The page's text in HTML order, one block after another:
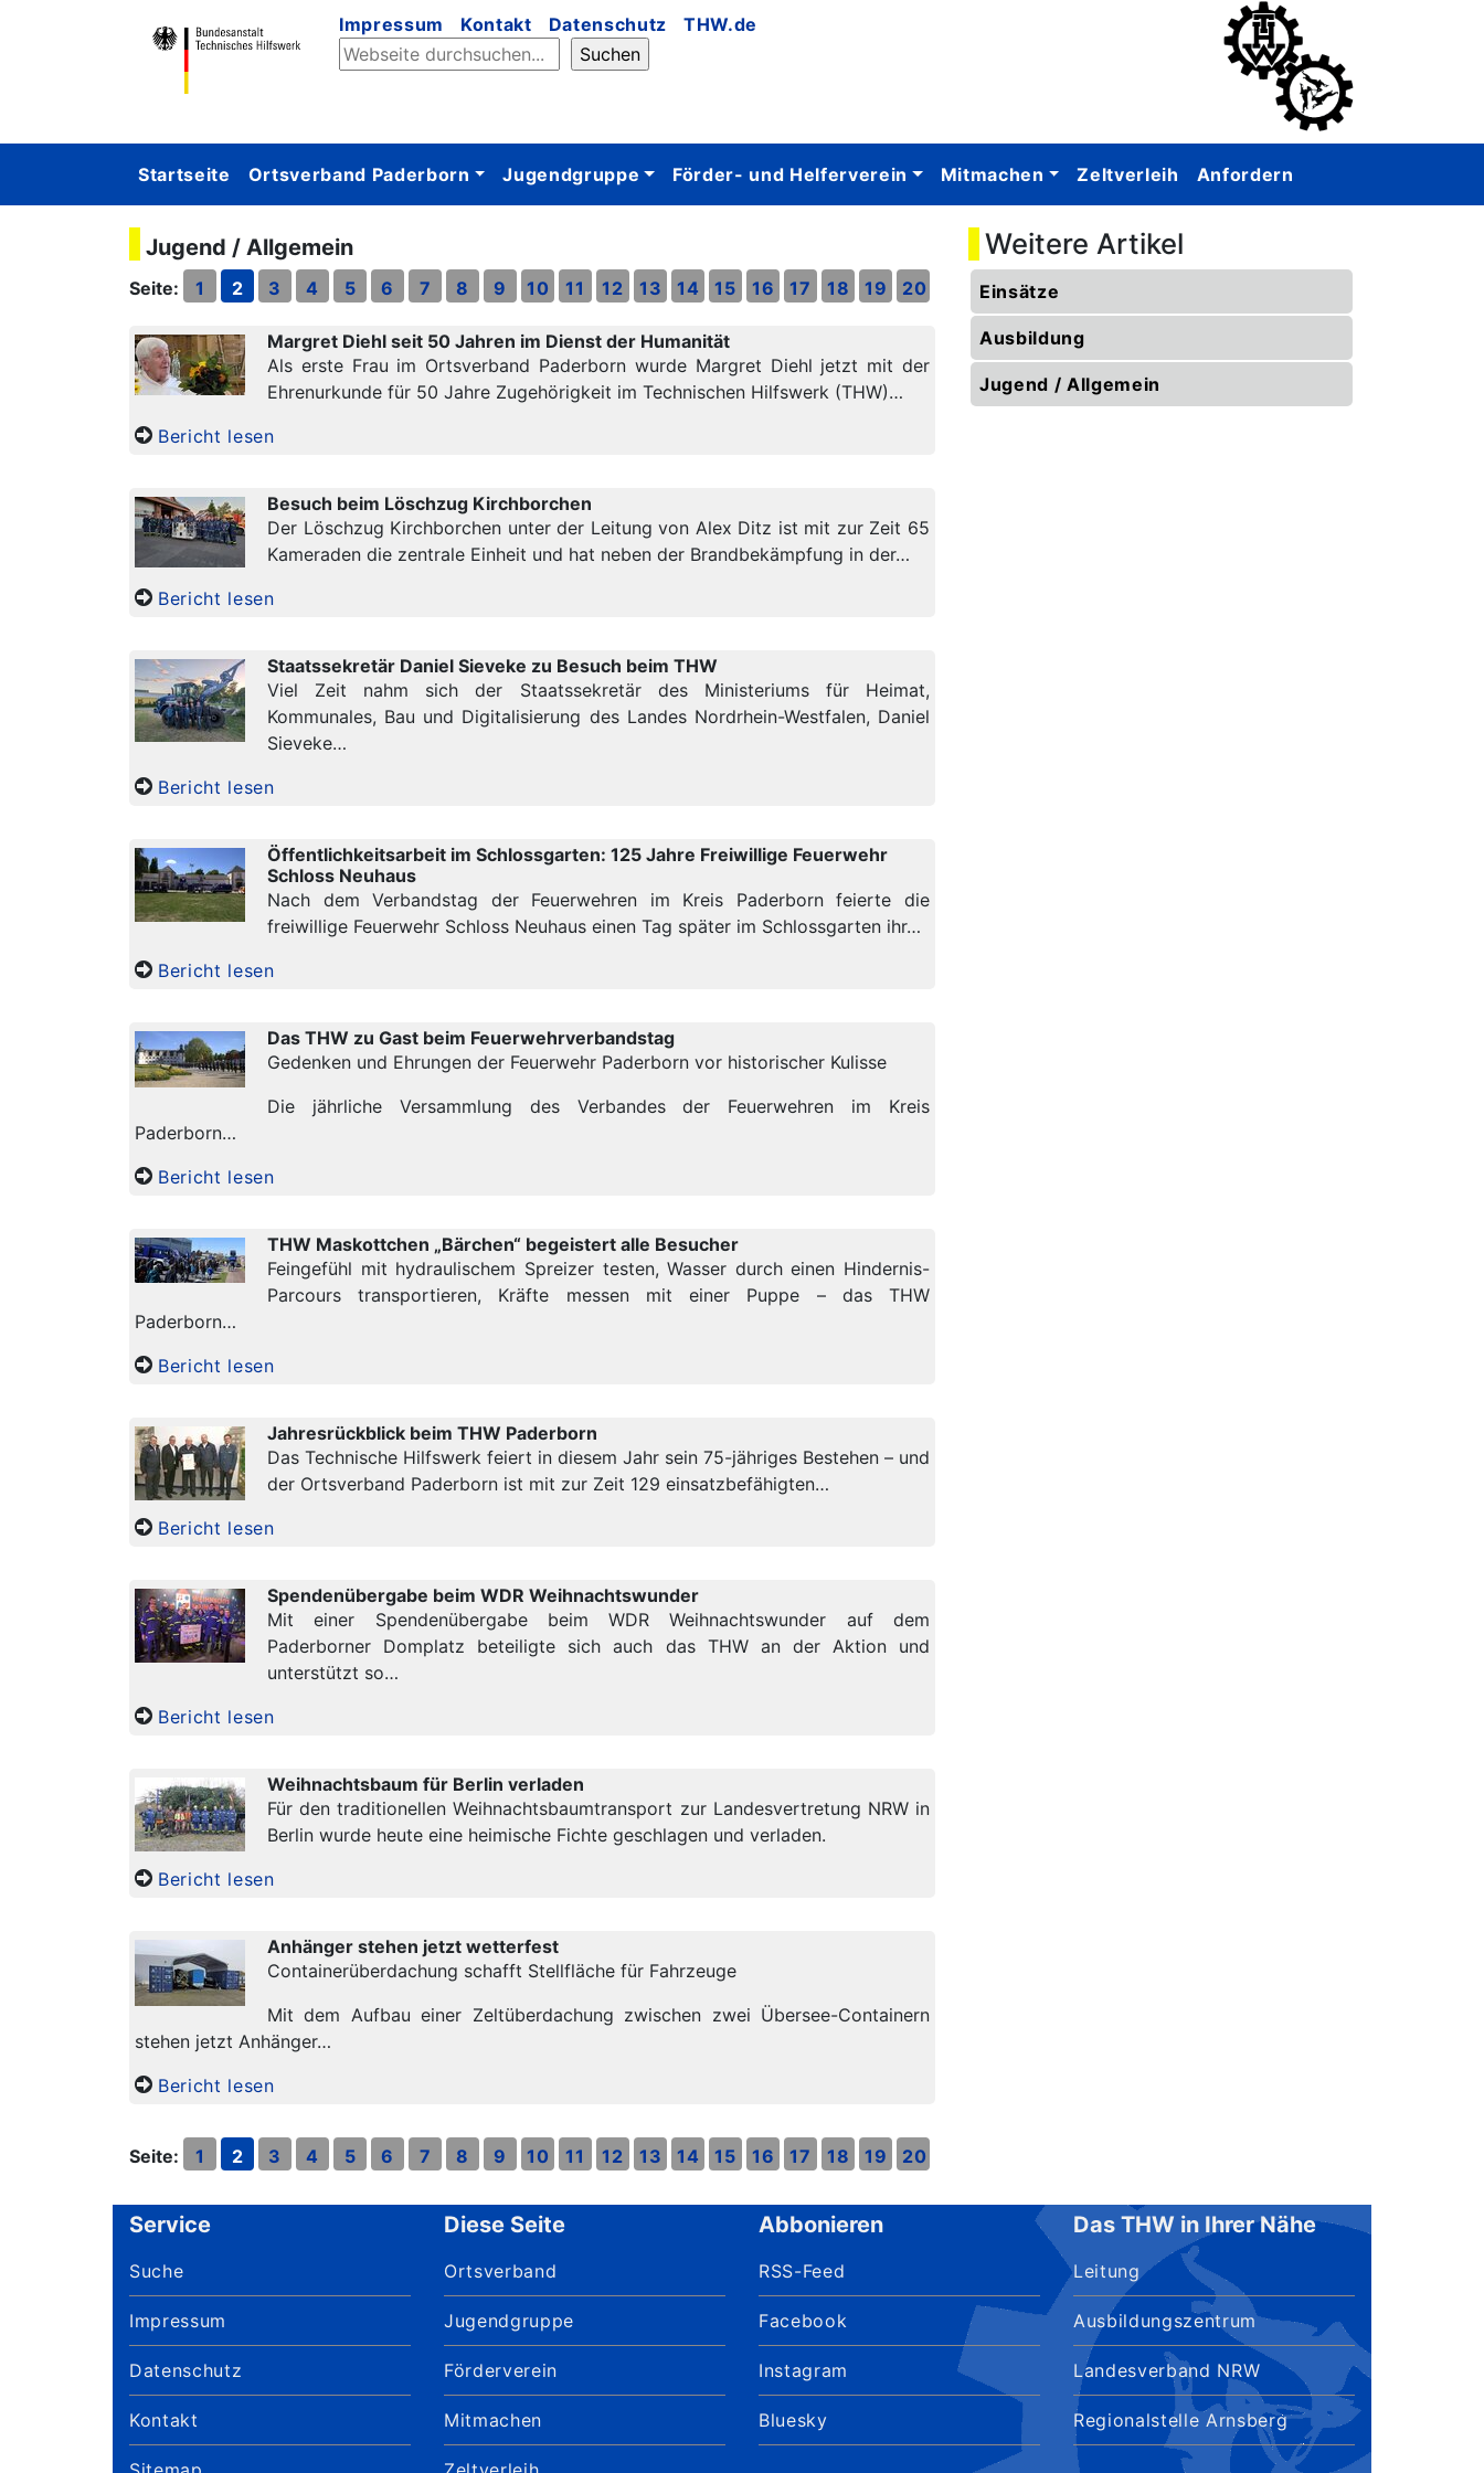
Impressum Kontakt Datenschutz THW.de
Startseite Ortsverband Paderborn Jugendgruppe Förder- und Helferverein Mitmachen Zeltverleih Anfordern
Jugend / Allgemein
Seite: 1 2 3 4 5 6 7 8 9 10 11 12 13 14 15 16 17 18 19 20
Margret Diehl seit 50 Jahren im Dienst der Humanität
Als erste Frau im Ortsverband Paderborn wurde Margret Diehl jetzt mit der
Ehrenurkunde für 50 Jahre Zugehörigkeit im Technischen Hilfswerk (THW)…
Bericht lesen
Besuch beim Löschzug Kirchborchen
Der Löschzug Kirchborchen unter der Leitung von Alex Ditz ist mit zur Zeit 65
Kameraden die zentrale Einheit und hat neben der Brandbekämpfung in der…
Bericht lesen
Staatssekretär Daniel Sieveke zu Besuch beim THW
Viel Zeit nahm sich der Staatssekretär des Ministeriums für Heimat,
Kommunales, Bau und Digitalisierung des Landes Nordrhein-Westfalen, Daniel
Sieveke…
Bericht lesen
Öffentlichkeitsarbeit im Schlossgarten: 125 Jahre Freiwillige Feuerwehr
Schloss Neuhaus
Nach dem Verbandstag der Feuerwehren im Kreis Paderborn feierte die
freiwillige Feuerwehr Schloss Neuhaus einen Tag später im Schlossgarten ihr…
Bericht lesen
Das THW zu Gast beim Feuerwehrverbandstag
Gedenken und Ehrungen der Feuerwehr Paderborn vor historischer Kulisse
Die jährliche Versammlung des Verbandes der Feuerwehren im Kreis
Paderborn…
Bericht lesen
THW Maskottchen „Bärchen“ begeistert alle Besucher
Feingefühl mit hydraulischem Spreizer testen, Wasser durch einen Hindernis-
Parcours transportieren, Kräfte messen mit einer Puppe – das THW
Paderborn…
Bericht lesen
Jahresrückblick beim THW Paderborn
Das Technische Hilfswerk feiert in diesem Jahr sein 75-jähriges Bestehen – und
der Ortsverband Paderborn ist mit zur Zeit 129 einsatzbefähigten…
Bericht lesen
Spendenübergabe beim WDR Weihnachtswunder
Mit einer Spendenübergabe beim WDR Weihnachtswunder auf dem
Paderborner Domplatz beteiligte sich auch das THW an der Aktion und
unterstützt so…
Bericht lesen
Weihnachtsbaum für Berlin verladen
Für den traditionellen Weihnachtsbaumtransport zur Landesvertretung NRW in
Berlin wurde heute eine heimische Fichte geschlagen und verladen.
Bericht lesen
Anhänger stehen jetzt wetterfest
Containerüberdachung schafft Stellfläche für Fahrzeuge
Mit dem Aufbau einer Zeltüberdachung zwischen zwei Übersee-Containern
stehen jetzt Anhänger…
Bericht lesen
Seite: 1 2 3 4 5 6 7 8 9 10 11 12 13 14 15 16 17 18 19 20
Weitere Artikel
Einsätze
Ausbildung
Jugend / Allgemein
Service
Suche
Impressum
Datenschutz
Kontakt
Diese Seite
Ortsverband
Jugendgruppe
Förderverein
Mitmachen
Abbonieren
RSS-Feed
Facebook
Instagram
Bluesky
Das THW in Ihrer Nähe
Leitung
Ausbildungszentrum
Landesverband NRW
Regionalstelle Arnsberg